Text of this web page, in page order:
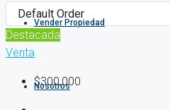
Vender Propiedad
Nosotros
Destacada
Venta
$300,000